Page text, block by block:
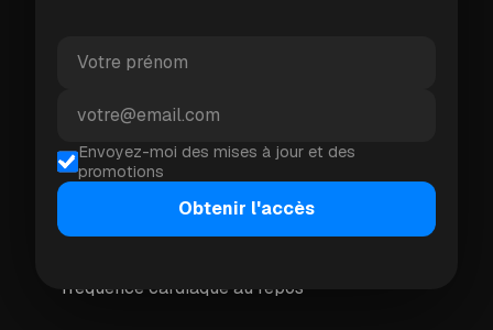
objectif. Plus c'est spécifique, mieux c'est :
Courir une course de 10 miles dans 6 mois
Perdre du poids et améliorer la condition
physique générale
Se préparer à faire du vélo sur 100 km
fréquence cardiaque au repos
Envoyez-moi des mises à jour et des
promotions
Obtenir l'accès